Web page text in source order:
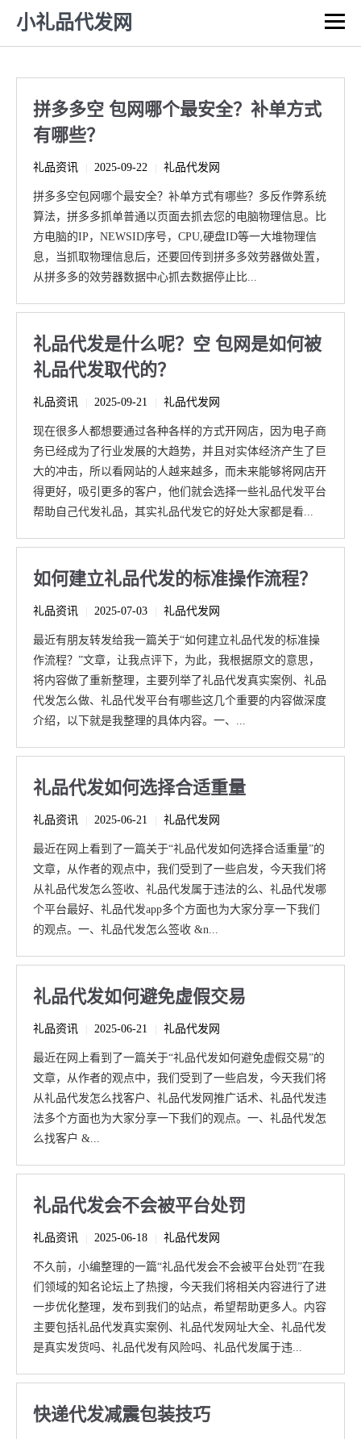
小礼品代发网
拼多多空 包网哪个最安全？补单方式
有哪些？
礼品资讯 2025-09-22 礼品代发网
拼多多空包网哪个最安全？补单方式有哪些？多反作弊系统
算法，拼多多抓单普通以页面去抓去您的电脑物理信息。比
方电脑的IP，NEWSID序号，CPU,硬盘ID等一大堆物理信
息，当抓取物理信息后，还要回传到拼多多效劳器做处置，
从拼多多的效劳器数据中心抓去数据停止比...
礼品代发是什么呢？空 包网是如何被
礼品代发取代的？
礼品资讯 2025-09-21 礼品代发网
现在很多人都想要通过各种各样的方式开网店，因为电子商
务已经成为了行业发展的大趋势，并且对实体经济产生了巨
大的冲击，所以看网站的人越来越多，而未来能够将网店开
得更好，吸引更多的客户，他们就会选择一些礼品代发平台
帮助自己代发礼品，其实礼品代发它的好处大家都是看...
如何建立礼品代发的标准操作流程？
礼品资讯 2025-07-03 礼品代发网
最近有朋友转发给我一篇关于“如何建立礼品代发的标准操
作流程？”文章，让我点评下，为此，我根据原文的意思，
将内容做了重新整理，主要列举了礼品代发真实案例、礼品
代发怎么做、礼品代发平台有哪些这几个重要的内容做深度
介绍，以下就是我整理的具体内容。一、...
礼品代发如何选择合适重量
礼品资讯 2025-06-21 礼品代发网
最近在网上看到了一篇关于“礼品代发如何选择合适重量”的
文章，从作者的观点中，我们受到了一些启发，今天我们将
从礼品代发怎么签收、礼品代发属于违法的么、礼品代发哪
个平台最好、礼品代发app多个方面也为大家分享一下我们
的观点。一、礼品代发怎么签收 &n...
礼品代发如何避免虚假交易
礼品资讯 2025-06-21 礼品代发网
最近在网上看到了一篇关于“礼品代发如何避免虚假交易”的
文章，从作者的观点中，我们受到了一些启发，今天我们将
从礼品代发怎么找客户、礼品代发网推广话术、礼品代发违
法多个方面也为大家分享一下我们的观点。一、礼品代发怎
么找客户 &...
礼品代发会不会被平台处罚
礼品资讯 2025-06-18 礼品代发网
不久前，小编整理的一篇“礼品代发会不会被平台处罚”在我
们领域的知名论坛上了热搜，今天我们将相关内容进行了进
一步优化整理，发布到我们的站点，希望帮助更多人。内容
主要包括礼品代发真实案例、礼品代发网址大全、礼品代发
是真实发货吗、礼品代发有风险吗、礼品代发属于违...
快递代发减震包装技巧